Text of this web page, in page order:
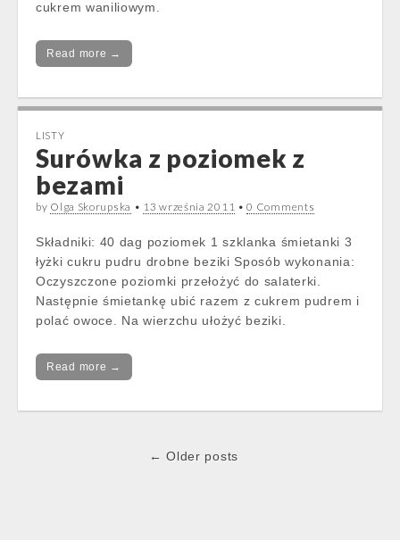
cukrem waniliowym.
Read more →
LISTY
Surówka z poziomek z
bezami
by Olga Skorupska • 13 września 2011 •0 Comments
Składniki: 40 dag poziomek 1 szklanka śmietanki 3
łyżki cukru pudru drobne beziki Sposób wykonania:
Oczyszczone poziomki przełożyć do salaterki.
Następnie śmietankę ubić razem z cukrem pudrem i
polać owoce. Na wierzchu ułożyć beziki.
Read more →
← Older posts